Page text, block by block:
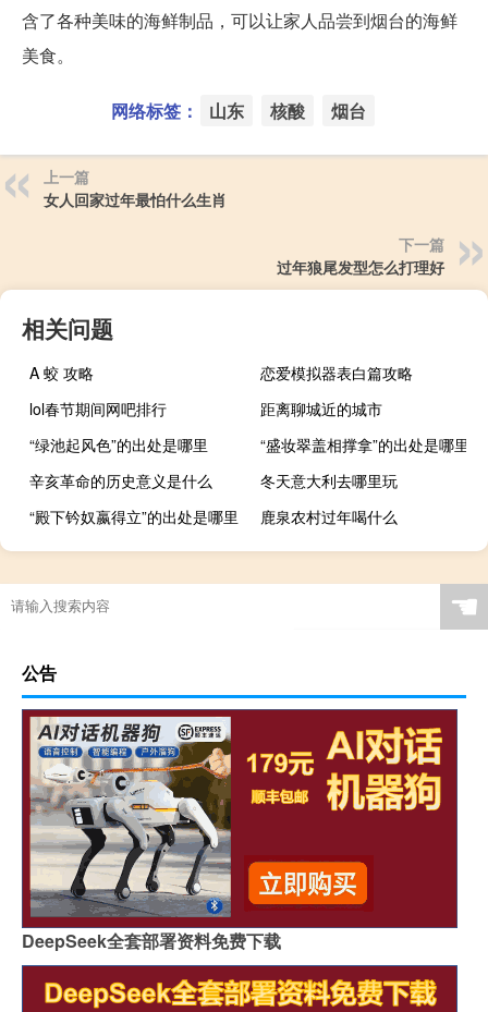
含了各种美味的海鲜制品，可以让家人品尝到烟台的海鲜
美食。
网络标签： 山东 核酸 烟台
上一篇
女人回家过年最怕什么生肖
下一篇
过年狼尾发型怎么打理好
相关问题
A 蛟 攻略
恋爱模拟器表白篇攻略
lol春节期间网吧排行
距离聊城近的城市
“绿池起风色”的出处是哪里
“盛妆翠盖相撑拿”的出处是哪里
辛亥革命的历史意义是什么
冬天意大利去哪里玩
“殿下钤奴嬴得立”的出处是哪里
鹿泉农村过年喝什么
☚
公告
DeepSeek全套部署资料免费下载